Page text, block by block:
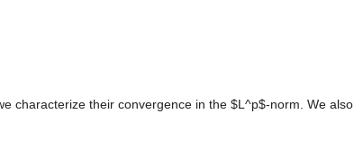
characterize their convergence in the $L^p$-norm. We also